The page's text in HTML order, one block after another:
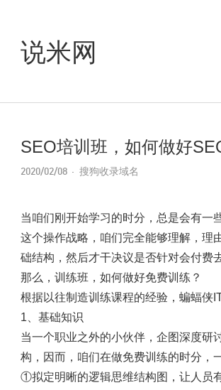
说米网
SEO培训班，如何做好
2020/02/08 搜狗收录域名
当咱们刚开始学习的时分，总是会有一
这个操作战略，咱们完全能够理解，理
础结构，然后才干决议是否针对会付费
那么，训练班，如何做好免费训练？
根据以往制造训练课程的经验，蝙蝠侠
1、基础知识
当一个职业之外的小伙伴，企图深度研
构，因而，咱们在做免费训练的时分，
①拟定明晰的逻辑思维结构图，让人员